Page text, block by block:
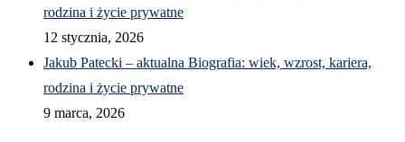
rodzina i życie prywatne
12 stycznia, 2026
Jakub Patecki – aktualna Biografia: wiek, wzrost, kariera,
rodzina i życie prywatne
9 marca, 2026